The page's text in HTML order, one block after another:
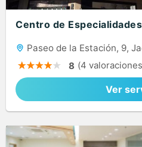
Centro de
Paseo de la Estación, 9,
8 (4
Ver